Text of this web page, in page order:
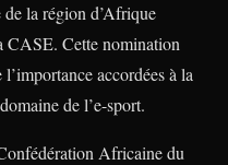
de la région d’Afrique
CASE. Cette nomination
accordées à la
de l’e-sport.
Africaine du